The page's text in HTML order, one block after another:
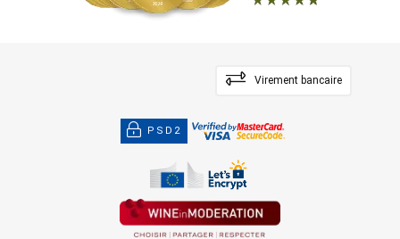
Virement bancaire
PSD2